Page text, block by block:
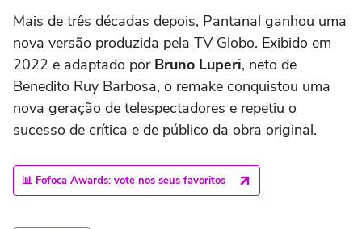
Mais de três décadas depois, Pantanal ganhou uma
nova versão produzida pela TV Globo. Exibido em
2022 e adaptado por Bruno Luperi, neto de
Benedito Ruy Barbosa, o remake conquistou uma
nova geração de telespectadores e repetiu o
sucesso de crítica e de público da obra original.
📊 Fofoca Awards: vote nos seus favoritos